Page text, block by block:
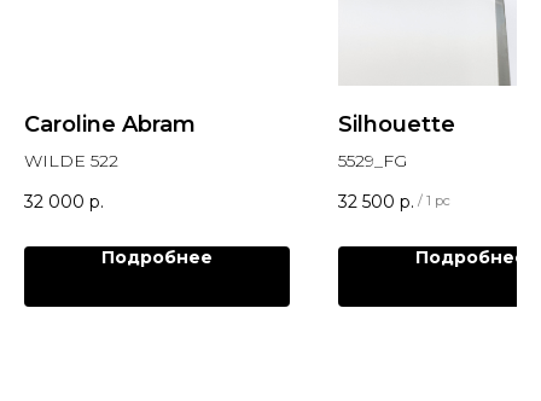
Caroline Abram
WILDE 522
32 000 р.
Подробнее
Silhouette
5529_FG
32 500 р. / 1 pc
Подробнее